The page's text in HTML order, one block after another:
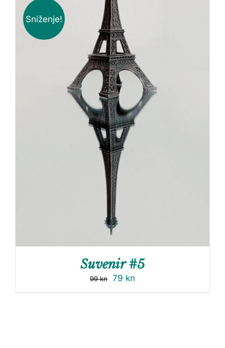
Sniženje!
Suvenir #5
99kn 79 kn